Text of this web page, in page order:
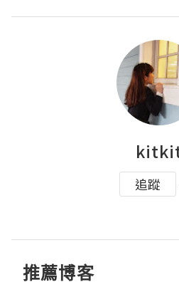
追蹤
推薦博客